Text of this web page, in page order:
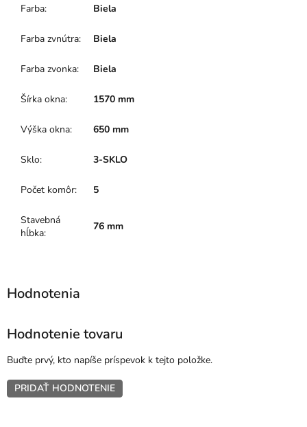
Farba: Biela
Farba zvnútra: Biela
Farba zvonka: Biela
Šírka okna: 1570 mm
Výška okna: 650 mm
Sklo: 3-SKLO
Počet komôr: 5
Stavebná
hĺbka:
76 mm
Hodnotenie tovaru
Buďte prvý, kto napíše príspevok k tejto položke.
PRIDAŤ HODNOTENIE